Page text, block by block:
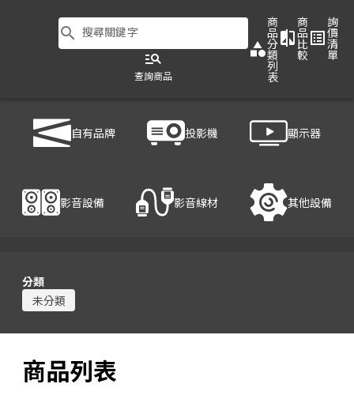
search 搜尋關鍵字
manage_search
查詢商品
category
商
品
分
類
列
表
compare
商
品
比
較
list_alt
詢
價
清
單
自有品牌 投影機 顯示器
影音設備 影音線材 其他設備
自有品牌
分類
未分類
商品列表